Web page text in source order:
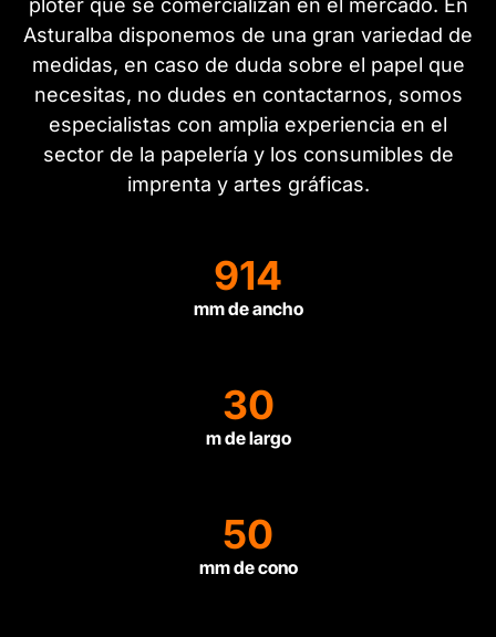
plóter que se comercializan en el mercado. En
Asturalba disponemos de una gran variedad de
medidas, en caso de duda sobre el papel que
necesitas, no dudes en contactarnos, somos
especialistas con amplia experiencia en el
sector de la papelería y los consumibles de
imprenta y artes gráficas.
914
mm de ancho
30
m de largo
50
mm de cono